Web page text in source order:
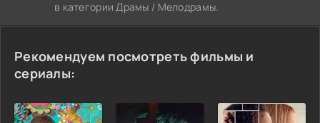
в категории Драмы / Мелодрамы.
Рекомендуем посмотреть фильмы и
сериалы: